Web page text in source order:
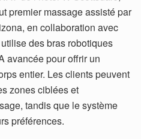
premier massage assisté par
en collaboration avec
des bras robotiques
avancée pour offrir un
entier. Les clients peuvent
zones ciblées et
tandis que le système
préférences.